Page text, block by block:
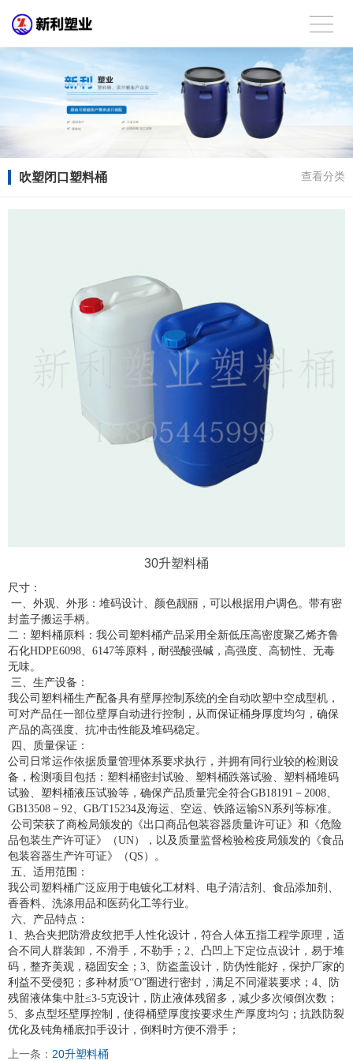
吹塑闭口塑料桶 查看分类
30升塑料桶
尺寸：
一、外观、外形：堆码设计、颜色靓丽，可以根据用户调色。带有密
封盖子搬运手柄。
二：塑料桶原料：我公司塑料桶产品采用全新低压高密度聚乙烯齐鲁
石化HDPE6098、6147等原料，耐强酸强碱，高强度、高韧性、无毒
无味。
三、生产设备：
我公司塑料桶生产配备具有壁厚控制系统的全自动吹塑中空成型机，
可对产品任一部位壁厚自动进行控制，从而保证桶身厚度均匀，确保
产品的高强度、抗冲击性能及堆码稳定。
四、质量保证：
公司日常运作依据质量管理体系要求执行，并拥有同行业较的检测设
备，检测项目包括：塑料桶密封试验、塑料桶跌落试验、塑料桶堆码
试验、塑料桶液压试验等，确保产品质量完全符合GB18191－2008、
GB13508－92、GB/T15234及海运、空运、铁路运输SN系列等标准。
公司荣获了商检局颁发的《出口商品包装容器质量许可证》和《危险
品包装生产许可证》（UN），以及质量监督检验检疫局颁发的《食品
包装容器生产许可证》（QS）。
五、适用范围：
我公司塑料桶广泛应用于电镀化工材料、电子清洁剂、食品添加剂、
香香料、洗涤用品和医药化工等行业。
六、产品特点：
1、热合夹把防滑皮纹把手人性化设计，符合人体五指工程学原理，适
合不同人群装卸，不滑手，不勒手；2、凸凹上下定位点设计，易于堆
码，整齐美观，稳固安全；3、防盗盖设计，防伪性能好，保护厂家的
利益不受侵犯；多种材质“O”圈进行密封，满足不同灌装要求；4、防
残留液体集中肚≤3-5克设计，防止液体残留多，减少多次倾倒次数；
5、多点型坯壁厚控制，使得桶壁厚度按要求生产厚度均匀；抗跌防裂
优化及钝角桶底扣手设计，倒料时方便不滑手；
上一条： 20升塑料桶